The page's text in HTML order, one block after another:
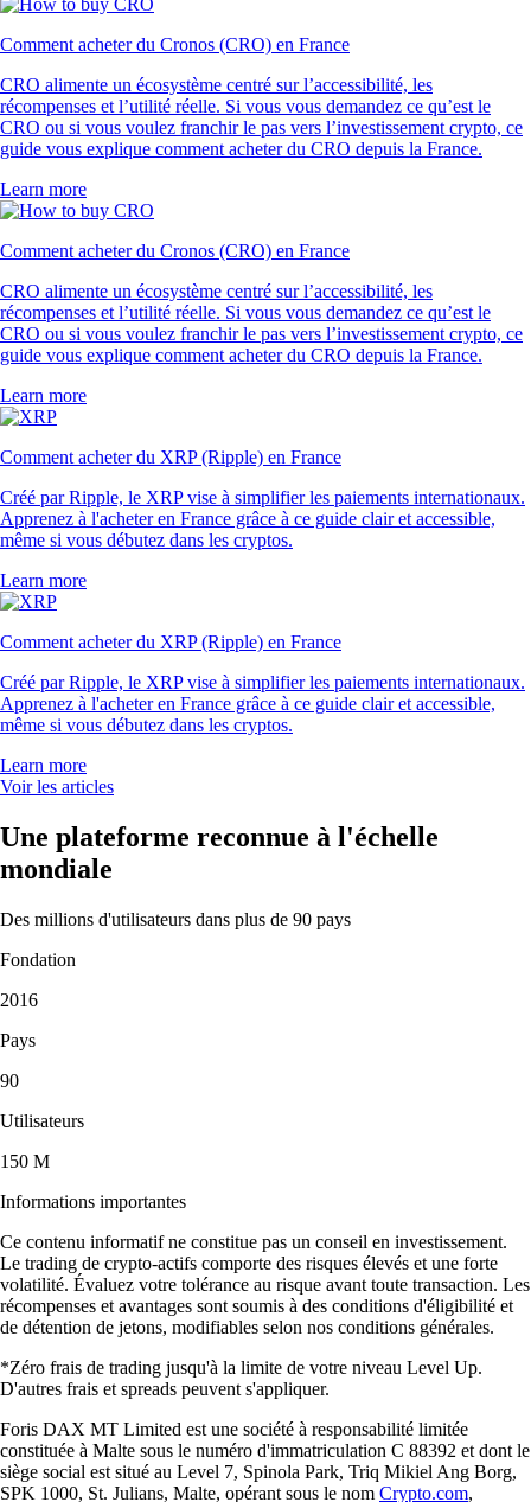
Comment acheter du Cronos (CRO) en France
CRO alimente un écosystème centré sur l’accessibilité, les
récompenses et l’utilité réelle. Si vous vous demandez ce qu’est le
CRO ou si vous voulez franchir le pas vers l’investissement crypto, ce
guide vous explique comment acheter du CRO depuis la France.
Learn more
Comment acheter du Cronos (CRO) en France
CRO alimente un écosystème centré sur l’accessibilité, les
récompenses et l’utilité réelle. Si vous vous demandez ce qu’est le
CRO ou si vous voulez franchir le pas vers l’investissement crypto, ce
guide vous explique comment acheter du CRO depuis la France.
Learn more
Comment acheter du XRP (Ripple) en France
Créé par Ripple, le XRP vise à simplifier les paiements internationaux.
Apprenez à l'acheter en France grâce à ce guide clair et accessible,
même si vous débutez dans les cryptos.
Learn more
Comment acheter du XRP (Ripple) en France
Créé par Ripple, le XRP vise à simplifier les paiements internationaux.
Apprenez à l'acheter en France grâce à ce guide clair et accessible,
même si vous débutez dans les cryptos.
Learn more
Voir les articles
Une plateforme reconnue à l'échelle
mondiale
Des millions d'utilisateurs dans plus de 90 pays
Fondation
2016
Pays
90
Utilisateurs
150 M
Informations importantes
Ce contenu informatif ne constitue pas un conseil en investissement.
Le trading de crypto-actifs comporte des risques élevés et une forte
volatilité. Évaluez votre tolérance au risque avant toute transaction. Les
récompenses et avantages sont soumis à des conditions d'éligibilité et
de détention de jetons, modifiables selon nos conditions générales.
*Zéro frais de trading jusqu'à la limite de votre niveau Level Up.
D'autres frais et spreads peuvent s'appliquer.
Foris DAX MT Limited est une société à responsabilité limitée
constituée à Malte sous le numéro d'immatriculation C 88392 et dont le
siège social est situé au Level 7, Spinola Park, Triq Mikiel Ang Borg,
SPK 1000, St. Julians, Malte, opérant sous le nom Crypto.com,